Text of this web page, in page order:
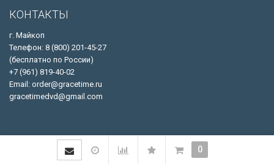
КОНТАКТЫ
г. Майкоп
Телефон: 8 (800) 201-45-27
(бесплатно по России)
+7 (961) 819-40-02
Email: order@gracetime.ru
gracetimedvd@gmail.com
0